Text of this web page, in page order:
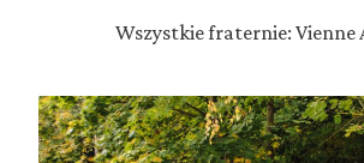
Wszystkie fraternie: Vienne